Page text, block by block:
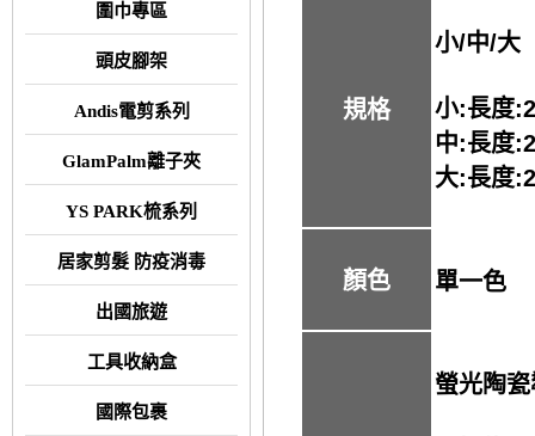
圍巾專區
頭皮腳架
Andis電剪系列
GlamPalm離子夾
YS PARK梳系列
居家剪髮 防疫消毒
出國旅遊
工具收納盒
國際包裹
規格
小/中/大
小:長度
中:長度
大:長度
顏色 單一色
螢光陶